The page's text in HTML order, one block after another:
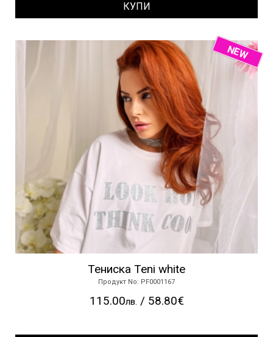
КУПИ
NEW
Тениска Teni white
Продукт No: PF0001167
115.00лв. / 58.80€